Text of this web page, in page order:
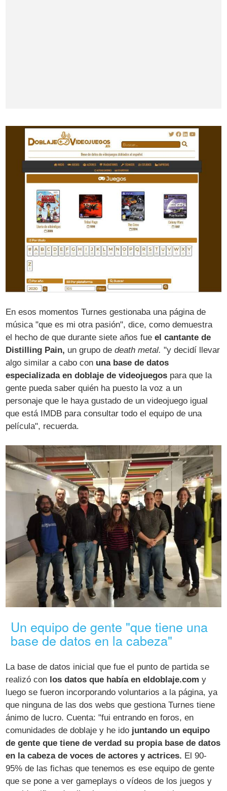
En esos momentos Turnes gestionaba una página de
música "que es mi otra pasión", dice, como demuestra
el hecho de que durante siete años fueel cantante de
Distilling Pain, un grupo dedeath metal. "y decidí llevar
algo similar a cabo con una base de datos
especializada en doblaje de videojuegos para que la
gente pueda saber quién ha puesto la voz a un
personaje que le haya gustado de un videojuego igual
que está IMDB para consultar todo el equipo de una
película", recuerda.
Un equipo de gente "que tiene una
base de datos en la cabeza"
La base de datos inicial que fue el punto de partida se
realizó con los datos que había en eldoblaje.comy
luego se fueron incorporando voluntarios a la página, ya
que ninguna de las dos webs que gestiona Turnes tiene
ánimo de lucro. Cuenta: "fui entrando en foros, en
comunidades de doblaje y he ido juntando un equipo
de gente que tiene de verdad su propia base de datos
en la cabeza de voces de actores y actrices. El 90-
95% de las fichas que tenemos es ese equipo de gente
que se pone a ver gameplays o vídeos de los juegos y